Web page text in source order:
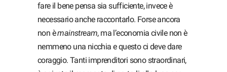
fare il bene pensa sia sufficiente, invece è
necessario anche raccontarlo. Forse ancora
non èmainstream, ma l’economia civile non è
nemmeno una nicchia e questo ci deve dare
coraggio. Tanti imprenditori sono straordinari,